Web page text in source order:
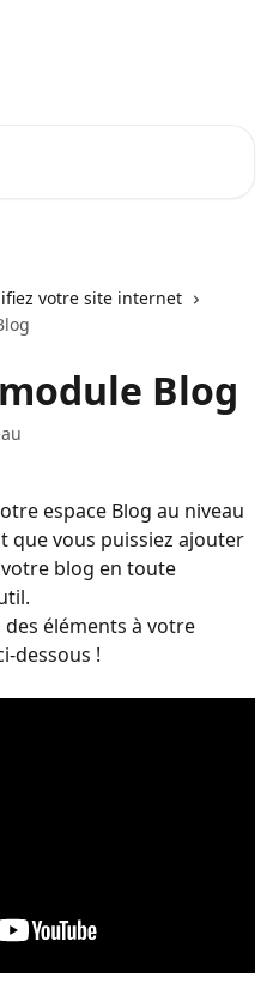
votre site internet
Blog
espace Blog au niveau
que vous puissiez ajouter
blog en toute
éléments à votre
dessous !